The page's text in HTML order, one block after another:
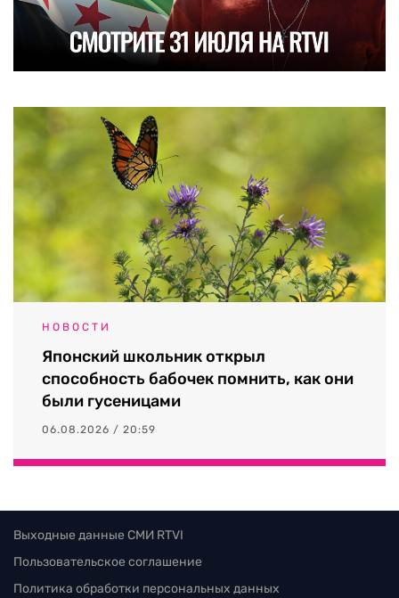
НОВОСТИ
Японский школьник открыл
способность бабочек помнить, как они
были гусеницами
06.08.2026 / 20:59
Выходные данные СМИ RTVI
Пользовательское соглашение
Политика обработки персональных данных